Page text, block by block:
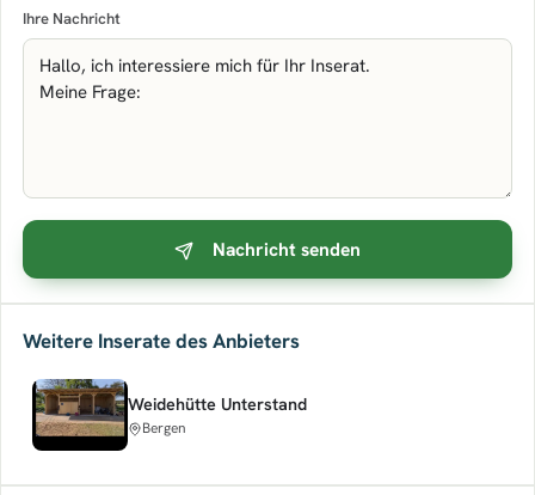
Ihre Nachricht
Nachricht senden
Weitere Inserate des Anbieters
Weidehütte Unterstand
Bergen